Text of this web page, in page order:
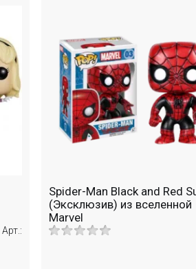
Арт.:
Spider-Man Black and Red
(Эксклюзив) из вселенной
Marvel